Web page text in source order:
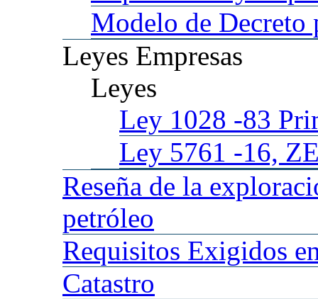
Modelo de Decreto
Leyes Empresas
Leyes
Ley 1028 -83
Ley 5761 -16,
Reseña de la
petróleo
Requisitos Exigidos
Catastro